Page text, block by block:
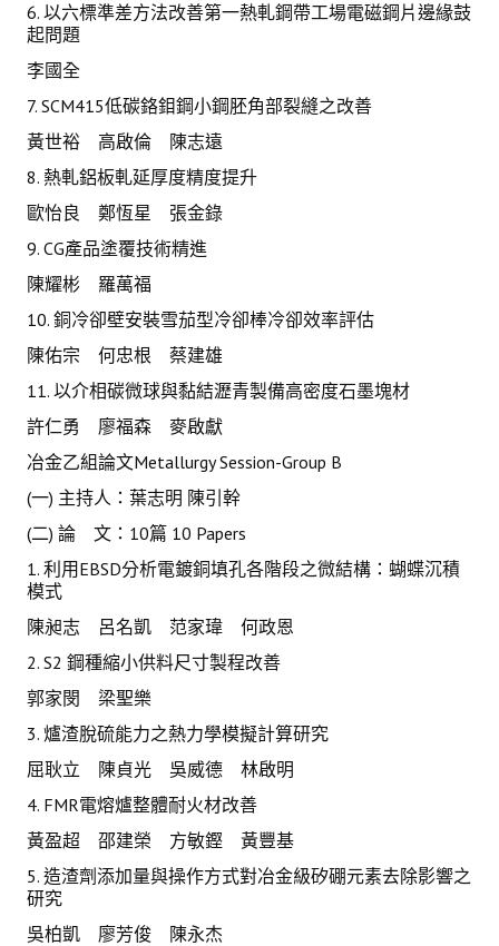
6. 以六標準差方法改善第一熱軋鋼帶工場電磁鋼片邊緣鼓
起問題
李國全
7. SCM415低碳鉻鉬鋼小鋼胚角部裂縫之改善
黃世裕 高啟倫 陳志遠
8. 熱軋鋁板軋延厚度精度提升
歐怡良 鄭恆星 張金錄
9. CG產品塗覆技術精進
陳耀彬 羅萬福
10. 銅冷卻壁安裝雪茄型冷卻棒冷卻效率評估
陳佑宗 何忠根 蔡建雄
11. 以介相碳微球與黏結瀝青製備高密度石墨塊材
許仁勇 廖福森 麥啟獻
冶金乙組論文Metallurgy Session-Group B
(一) 主持人：葉志明 陳引幹
(二) 論 文：10篇 10 Papers
1. 利用EBSD分析電鍍銅填孔各階段之微結構：蝴蝶沉積
模式
陳昶志 呂名凱 范家瑋 何政恩
2. S2 鋼種縮小供料尺寸製程改善
郭家閔 梁聖樂
3. 爐渣脫硫能力之熱力學模擬計算研究
屈耿立 陳貞光 吳威德 林啟明
4. FMR電熔爐整體耐火材改善
黃盈超 邵建榮 方敏鏗 黃豐基
5. 造渣劑添加量與操作方式對冶金級矽硼元素去除影響之
研究
吳柏凱 廖芳俊 陳永杰